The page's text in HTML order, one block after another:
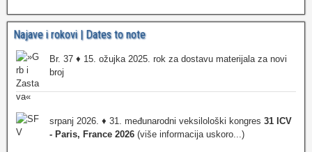
Najave i rokovi | Dates to note
Br. 37 ♦ 15. ožujka 2025. rok za dostavu materijala za novi
broj
srpanj 2026. ♦ 31. međunarodni veksilološki kongres 31 ICV
- Paris, France 2026 (više informacija uskoro...)